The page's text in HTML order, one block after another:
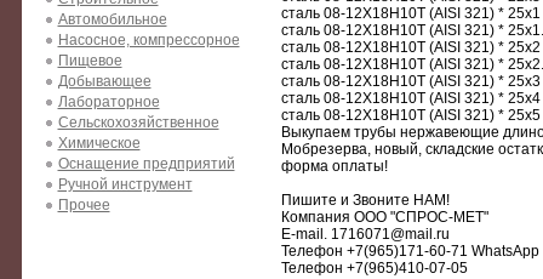
Автомобильное
Насосное, компрессорное
Пищевое
Добывающее
Лабораторное
Сельскохозяйственное
Химическое
Оснащение предприятий
Ручной инструмент
Прочее
сталь 08-12Х18Н10Т (AISI 321) * 25х1
сталь 08-12Х18Н10Т (AISI 321) *
сталь 08-12Х18Н10Т (AISI 321) * 25х2
сталь 08-12Х18Н10Т (AISI 321) *
сталь 08-12Х18Н10Т (AISI 321) * 25х3
сталь 08-12Х18Н10Т (AISI 321) * 25х4
сталь 08-12Х18Н10Т (AISI 321) * 25х5
Выкупаем трубы нержавеющие
Мобрезерва, новый, складские
форма оплаты!
Пишите и Звоните НАМ!
Компания ООО "СПРОС-МЕТ"
E-mail. 1716071@mail.ru
Телефон +7(965)171-60-71 WhatsApp
Телефон +7(965)410-07-05